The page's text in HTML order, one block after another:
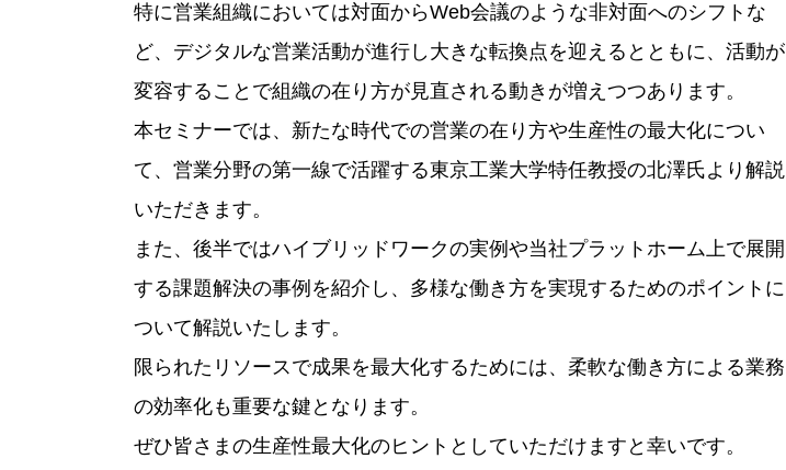
特に営業組織においては対面からWeb会議のような非対面へのシフトな
ど、デジタルな営業活動が進行し大きな転換点を迎えるとともに、活動が
変容することで組織の在り方が見直される動きが増えつつあります。
本セミナーでは、新たな時代での営業の在り方や生産性の最大化につい
て、営業分野の第一線で活躍する東京工業大学特任教授の北澤氏より解説
いただきます。
また、後半ではハイブリッドワークの実例や当社プラットホーム上で展開
する課題解決の事例を紹介し、多様な働き方を実現するためのポイントに
ついて解説いたします。
限られたリソースで成果を最大化するためには、柔軟な働き方による業務
の効率化も重要な鍵となります。
ぜひ皆さまの生産性最大化のヒントとしていただけますと幸いです。